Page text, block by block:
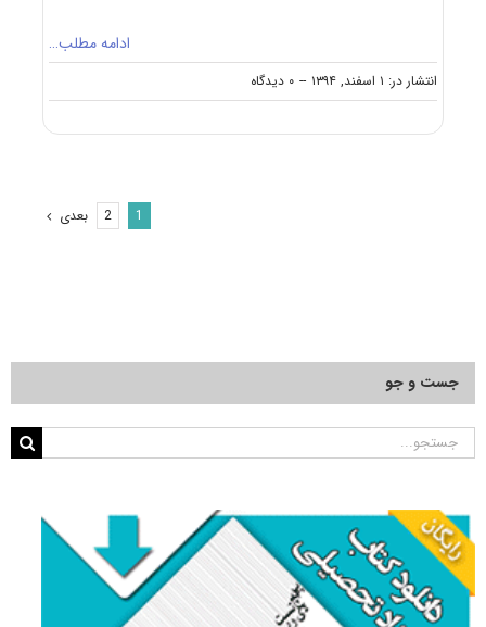
ادامه مطلب…
انتشار در: ۱ اسفند, ۱۳۹۴ -- ۰ دیدگاه
on
دانلود
آزمون
1
2 بعدی
جست و جو
جستجو